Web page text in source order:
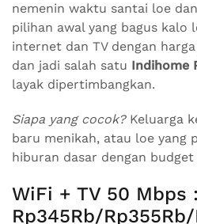
nemenin waktu santai loe
pilihan awal yang bagus kalo
internet dan TV dengan
dan jadi salah satu Indihome
layak dipertimbangkan.
Siapa yang cocok?Keluarga
baru menikah, atau loe yang
hiburan dasar dengan
WiFi + TV 50 Mbps :
Rp345Rb/